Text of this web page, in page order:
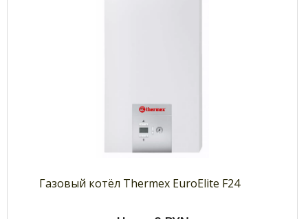
Газовый котёл Thermex EuroElite F24